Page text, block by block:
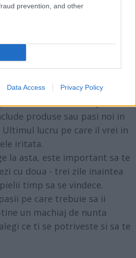
prevention, and other
Data Access Privacy Policy
iti faci singura machiajul de
la lucrurile pe care le
Nu urma tendintele si nu
ca obtii un machiaj de
produse sau pasi noi in
lucru pe care il vrei in
iritata.
la asta, este important sa te
cu doua - trei zile inaintea
timp sa se vindece.
pe care trebuie sa ii
un machiaj de nunta
ce ti se potriveste si sa te